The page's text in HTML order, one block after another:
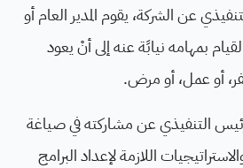
عن الشركة، يقوم المدير العام أو
بمهامه نيابًة عنه إلى أنْ يعود
أو عمل، أو مرض.
التنفيذي عن مشاركته في صياغة
اللازمة لإعداد البرامج